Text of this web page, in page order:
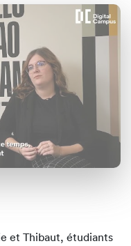
et Thibaut, étudiants